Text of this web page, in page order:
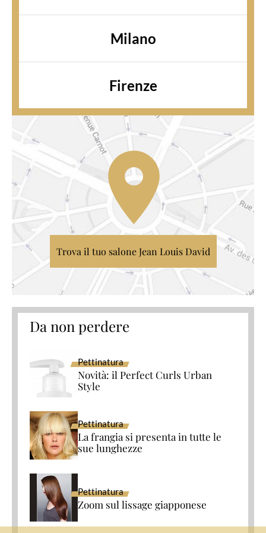
Milano
Firenze
Trova il tuo salone Jean Louis David
Da non perdere
Pettinatura
Novità: il Perfect Curls Urban
Style
Pettinatura
La frangia si presenta in tutte le
sue lunghezze
Pettinatura
Zoom sul lissage giapponese